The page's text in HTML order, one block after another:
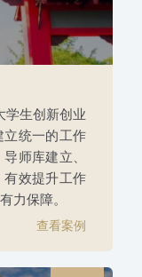
学生创新创业
立统一的工作
师库建立、
效提升工作
力保障。
查看案例